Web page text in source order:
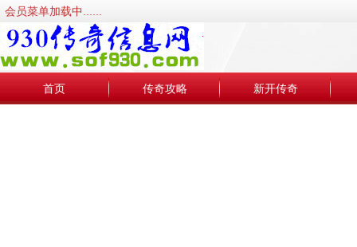
会员菜单加载中......
首页 传奇攻略 新开传奇